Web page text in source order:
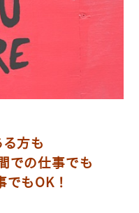
方も
での仕事でも
もOK！